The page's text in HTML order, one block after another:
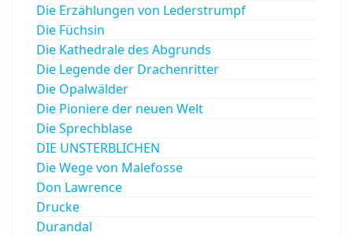
Die Erzählungen von Lederstrumpf
Die Füchsin
Die Kathedrale des Abgrunds
Die Legende der Drachenritter
Die Opalwälder
Die Pioniere der neuen Welt
Die Sprechblase
DIE UNSTERBLICHEN
Die Wege von Malefosse
Don Lawrence
Drucke
Durandal